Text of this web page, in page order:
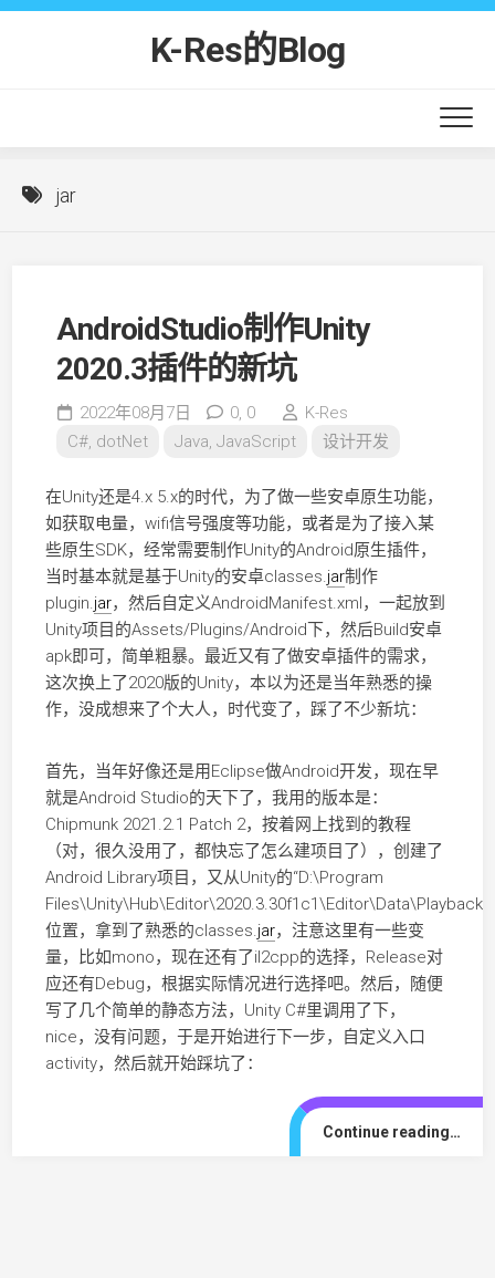
Skip
K-Res的Blog
jar
AndroidStudio制作Unity
2020.3插件的新坑
2022年08月7日 0, 0
K-Res
C#, dotNet
Java, JavaScript 设计开发
在Unity还是4.x 5.x的时代，为了做一些安卓原生功能，
如获取电量，wifi信号强度等功能，或者是为了接入某
些原生SDK，经常需要制作Unity的Android原生插件，
当时基本就是基于Unity的安卓classes.jar制作
plugin.jar，然后自定义AndroidManifest.xml，一起放到
Unity项目的Assets/Plugins/Android下，然后Build安卓
apk即可，简单粗暴。最近又有了做安卓插件的需求，
这次换上了2020版的Unity，本以为还是当年熟悉的操
作，没成想来了个大人，时代变了，踩了不少新坑：
首先，当年好像还是用Eclipse做Android开发，现在早
就是Android Studio的天下了，我用的版本是：
Chipmunk 2021.2.1 Patch 2，按着网上找到的教程
（对，很久没用了，都快忘了怎么建项目了），创建了
Android Library项目，又从Unity的“D:\Program
位置，拿到了熟悉的classes.jar，注意这里有一些变
量，比如mono，现在还有了il2cpp的选择，Release对
应还有Debug，根据实际情况进行选择吧。然后，随便
写了几个简单的静态方法，Unity C#里调用了下，
nice，没有问题，于是开始进行下一步，自定义入口
activity，然后就开始踩坑了：
Continue reading…